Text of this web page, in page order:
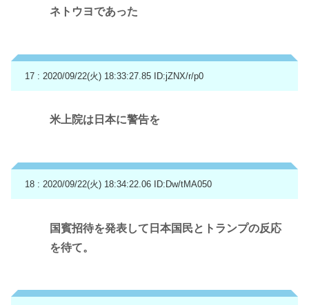
ネトウヨであった
17 : 2020/09/22(火) 18:33:27.85 ID:jZNX/r/p0
米上院は日本に警告を
18 : 2020/09/22(火) 18:34:22.06 ID:Dw/tMA050
国賓招待を発表して日本国民とトランプの反応
を待て。